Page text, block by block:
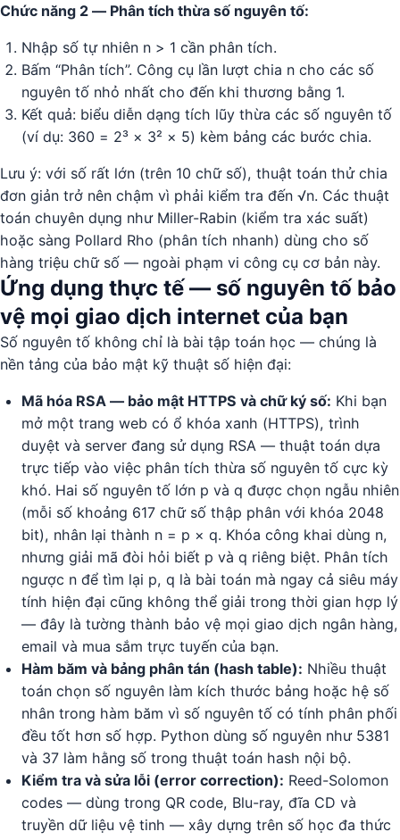
Chức năng 2 — Phân tích thừa số nguyên tố:
Nhập số tự nhiên n > 1 cần phân tích.
Bấm “Phân tích”. Công cụ lần lượt chia n cho các số
nguyên tố nhỏ nhất cho đến khi thương bằng 1.
Kết quả: biểu diễn dạng tích lũy thừa các số nguyên tố
(ví dụ: 360 = 2³ × 3² × 5) kèm bảng các bước chia.
Lưu ý: với số rất lớn (trên 10 chữ số), thuật toán thử chia
đơn giản trở nên chậm vì phải kiểm tra đến √n. Các thuật
toán chuyên dụng như Miller-Rabin (kiểm tra xác suất)
hoặc sàng Pollard Rho (phân tích nhanh) dùng cho số
hàng triệu chữ số — ngoài phạm vi công cụ cơ bản này.
Ứng dụng thực tế — số nguyên tố bảo
vệ mọi giao dịch internet của bạn
Số nguyên tố không chỉ là bài tập toán học — chúng là
nền tảng của bảo mật kỹ thuật số hiện đại:
Mã hóa RSA — bảo mật HTTPS và chữ ký số: Khi bạn
mở một trang web có ổ khóa xanh (HTTPS), trình
duyệt và server đang sử dụng RSA — thuật toán dựa
trực tiếp vào việc phân tích thừa số nguyên tố cực kỳ
khó. Hai số nguyên tố lớn p và q được chọn ngẫu nhiên
(mỗi số khoảng 617 chữ số thập phân với khóa 2048
bit), nhân lại thành n = p × q. Khóa công khai dùng n,
nhưng giải mã đòi hỏi biết p và q riêng biệt. Phân tích
ngược n để tìm lại p, q là bài toán mà ngay cả siêu máy
tính hiện đại cũng không thể giải trong thời gian hợp lý
— đây là tường thành bảo vệ mọi giao dịch ngân hàng,
email và mua sắm trực tuyến của bạn.
Hàm băm và bảng phân tán (hash table): Nhiều thuật
toán chọn số nguyên làm kích thước bảng hoặc hệ số
nhân trong hàm băm vì số nguyên tố có tính phân phối
đều tốt hơn số hợp. Python dùng số nguyên như 5381
và 37 làm hằng số trong thuật toán hash nội bộ.
Kiểm tra và sửa lỗi (error correction): Reed-Solomon
codes — dùng trong QR code, Blu-ray, đĩa CD và
truyền dữ liệu vệ tinh — xây dựng trên số học đa thức